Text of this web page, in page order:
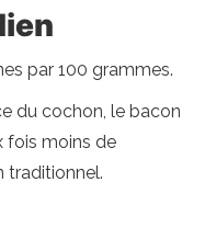
par 100 grammes.
du cochon, le bacon
fois moins de
traditionnel.